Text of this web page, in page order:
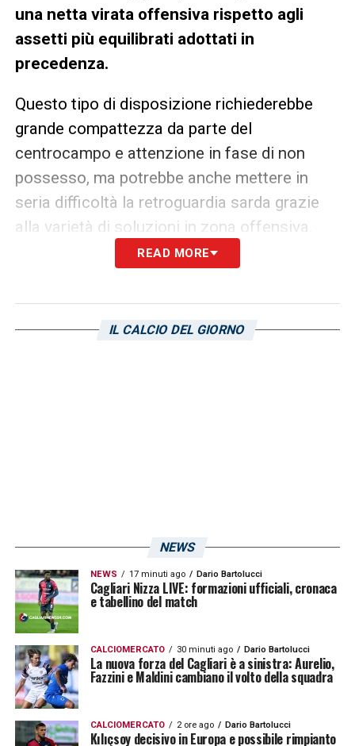
una netta virata offensiva rispetto agli
assetti più equilibrati adottati in
precedenza.
Questo tipo di disposizione richiederebbe
grande compattezza da parte del
centrocampo e attenzione in fase di non
possesso, ma potrebbe anche mettere in
seria difficoltà la retroguardia sarda grazie
alla varietà di soluzioni in zona offensiva.
Una scelta audace contro una diretta
Il match contro il Cagliari rappresenta già
Contro una formazione organizzata come
quella allenata da Fabio Pisacane, la chiave
potrebbe essere proprio l’imprevedibilità del
tridente offensivo
inserimenti, conclusioni da fuori e movimenti
tra le linee.
Attesa per le scelte ufficiali
READ MORE
IL CALCIO DEL GIORNO
NEWS
NEWS 17 minuti ago Dario Bartolucci
Cagliari Nizza LIVE: formazioni ufficiali, cronaca
e tabellino del match
CALCIOMERCATO 30 minuti ago Dario Bartolucci
La nuova forza del Cagliari è a sinistra: Aurelio,
Fazzini e Maldini cambiano il volto della squadra
CALCIOMERCATO 2 ore ago Dario Bartolucci
Kılıçsoy decisivo in Europa e possibile rimpianto